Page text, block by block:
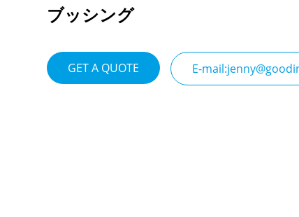
ブッシング
GET A QUOTE E-